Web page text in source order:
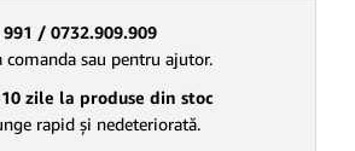
991 / 0732.909.909
sau pentru ajutor.
10 zile la produse din stoc
rapid şi nedeteriorată.